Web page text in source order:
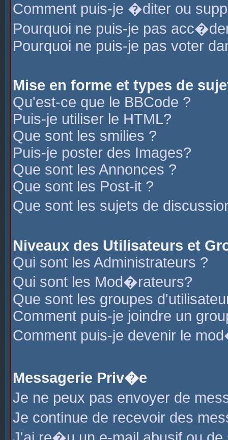
Comment puis-je �diter ou
Pourquoi ne puis-je pas
Pourquoi ne puis-je pas voter
Mise en forme et types de
Qu'est-ce que le BBCode ?
Puis-je utiliser le HTML?
Que sont les smilies ?
Puis-je poster des Images?
Que sont les Annonces ?
Que sont les Post-it ?
Que sont les sujets de
Niveaux des Utilisateurs et
Qui sont les Administrateurs ?
Qui sont les Mod�rateurs?
Que sont les groupes
Comment puis-je joindre un
Comment puis-je devenir le
Messagerie Priv�e
Je ne peux pas envoyer de
Je continue de recevoir des